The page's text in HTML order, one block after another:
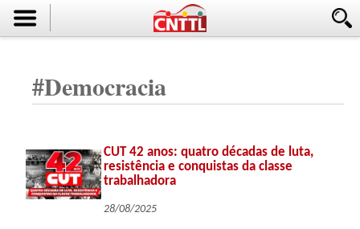
#Democracia
CUT 42 anos: quatro décadas de luta,
resistência e conquistas da classe
trabalhadora
28/08/2025